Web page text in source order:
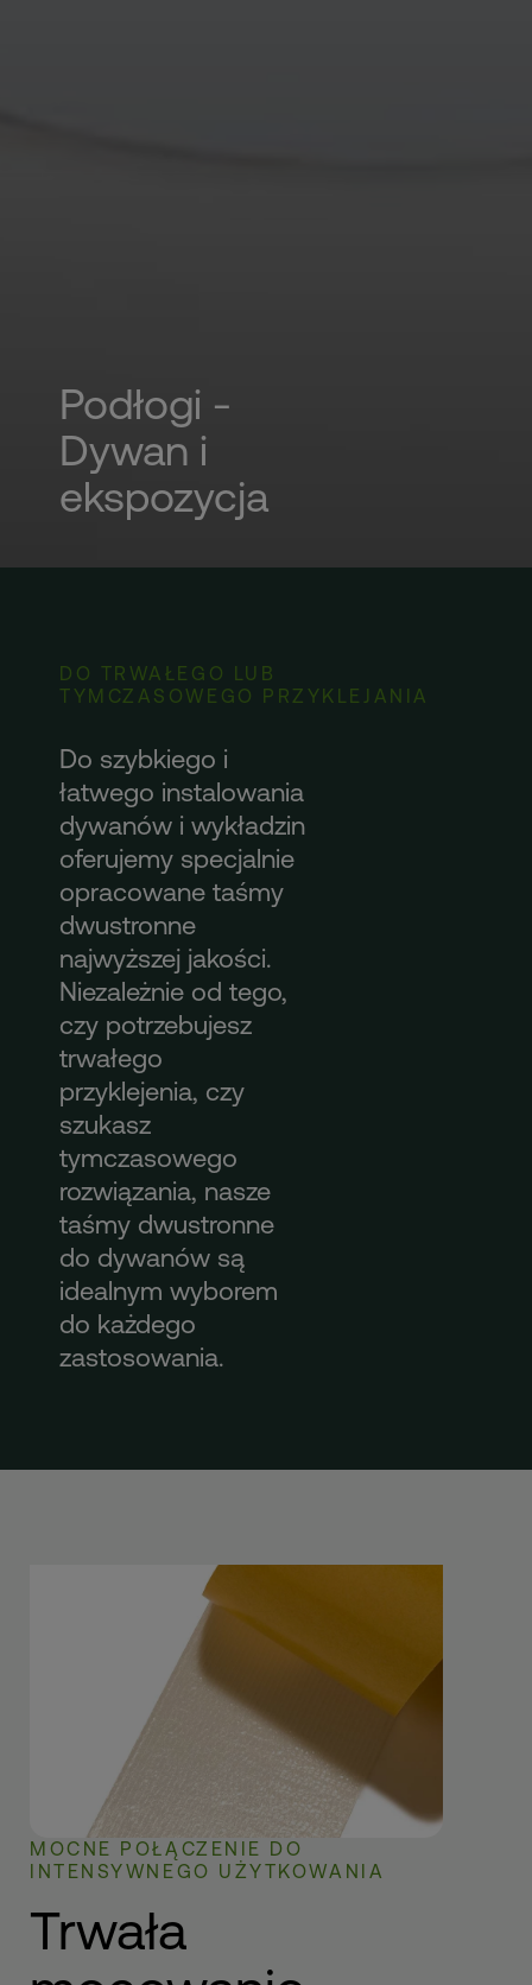
Podłogi -
Dywan i
ekspozycja
DO TRWAŁEGO LUB
TYMCZASOWEGO PRZYKLEJANIA
Do szybkiego i
łatwego instalowania
dywanów i wykładzin
oferujemy specjalnie
opracowane taśmy
dwustronne
najwyższej jakości.
Niezależnie od tego,
czy potrzebujesz
trwałego
przyklejenia, czy
szukasz
tymczasowego
rozwiązania, nasze
taśmy dwustronne
do dywanów są
idealnym wyborem
do każdego
zastosowania.
MOCNE POŁĄCZENIE DO
INTENSYWNEGO UŻYTKOWANIA
Trwała